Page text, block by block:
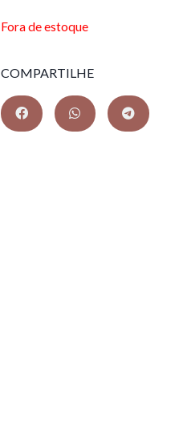
Fora de estoque
COMPARTILHE